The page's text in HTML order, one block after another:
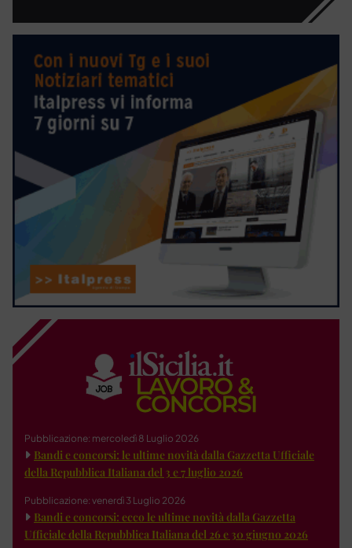
Pubblicazione: mercoledì 8 Luglio 2026
Bandi e concorsi: le ultime novità dalla Gazzetta Ufficiale
della Repubblica Italiana del 3 e 7 luglio 2026
Pubblicazione: venerdì 3 Luglio 2026
Bandi e concorsi: ecco le ultime novità dalla Gazzetta
Ufficiale della Repubblica Italiana del 26 e 30 giugno 2026